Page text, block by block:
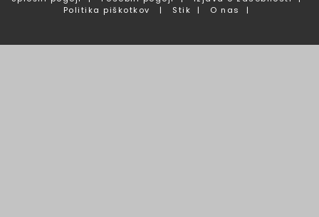
Politika piškotkov
| Stik | O nas |